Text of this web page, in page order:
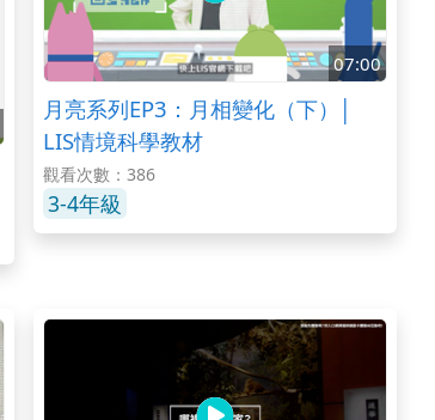
07:00
月亮系列EP3：月相變化（下）│
LIS情境科學教材
觀看次數：386
3-4年級